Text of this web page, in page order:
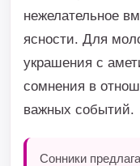
нежелательное
ясности. Для
украшения с
сомнения в
важных событий.
Сонники